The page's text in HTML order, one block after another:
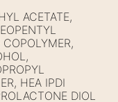
ACETATE,
HEA IPDI
DIOL